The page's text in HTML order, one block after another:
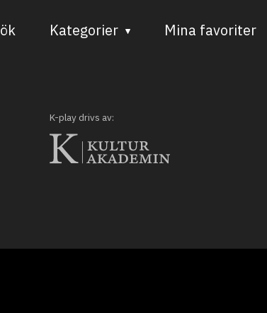
Kategorier
Dans
Musik
Mina favoriter
K-play drivs av: